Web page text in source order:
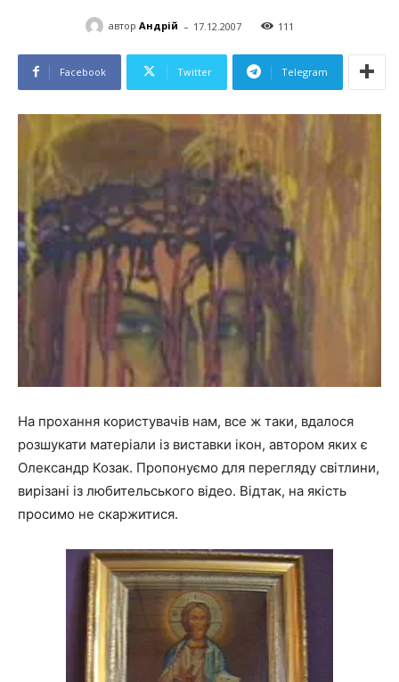
автор Андрій - 17.12.2007 111
Facebook Twitter Telegram
На прохання користувачів нам, все ж таки, вдалося
розшукати матеріали із виставки ікон, автором яких є
Олександр Козак. Пропонуємо для перегляду світлини,
вирізані із любительського відео. Відтак, на якість
просимо не скаржитися.